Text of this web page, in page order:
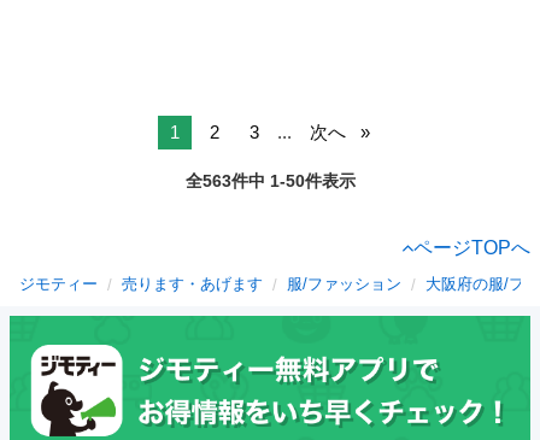
1 2 3 ... 次へ
全563件中 1-50件表示
ページTOPへ
ジモティー 売ります・あげます 服/ファッション 大阪府の服/フ